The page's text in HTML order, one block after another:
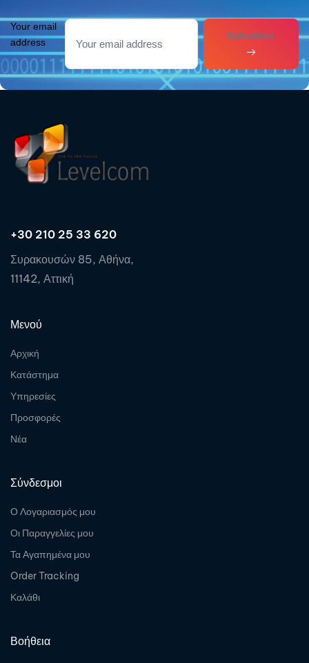
Your email
address
Subcribes
+30 210 25 33 620
Συρακουσών 85, Αθήνα,
11142, Αττική
Μενού
Αρχική
Κατάστημα
Υπηρεσίες
Προσφορές
Νέα
Σύνδεσμοι
Ο Λογαριασμός μου
Οι Παραγγελίες μου
Τα Αγαπημένα μου
Order Tracking
Καλάθι
Βοήθεια